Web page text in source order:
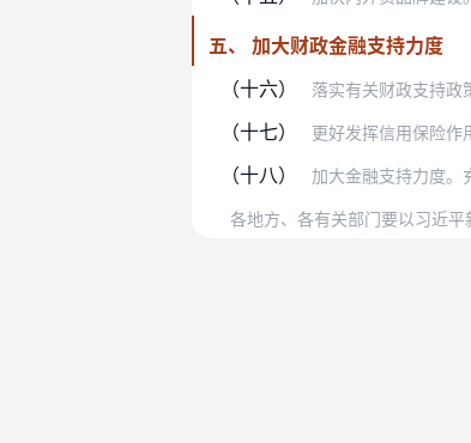
五、 加大财政金融支持力度
（十六）
落实有关财政支持政策。
（十七） 更好发挥信用保险作用。
（十八） 加大金融支持力度。充分